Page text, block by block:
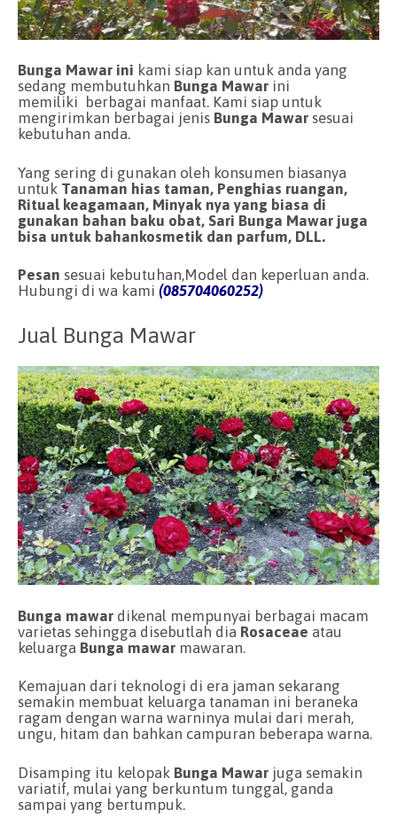
Bunga Mawar ini kami siap kan untuk anda yang
sedang membutuhkan Bunga Mawar ini
memiliki berbagai manfaat. Kami siap untuk
mengirimkan berbagai jenis Bunga Mawar sesuai
kebutuhan anda.
Yang sering di gunakan oleh konsumen biasanya
untuk Tanaman hias taman, Penghias ruangan,
Ritual keagamaan, Minyak nya yang biasa di
gunakan bahan baku obat, Sari Bunga Mawar juga
bisa untuk bahankosmetik dan parfum, DLL.
Pesan sesuai kebutuhan,Model dan keperluan anda.
Hubungi di wa kami (085704060252)
Jual Bunga Mawar
Bunga mawar dikenal mempunyai berbagai macam
varietas sehingga disebutlah dia Rosaceae atau
keluarga Bunga mawar mawaran.
Kemajuan dari teknologi di era jaman sekarang
semakin membuat keluarga tanaman ini beraneka
ragam dengan warna warninya mulai dari merah,
ungu, hitam dan bahkan campuran beberapa warna.
Disamping itu kelopak Bunga Mawar juga semakin
variatif, mulai yang berkuntum tunggal, ganda
sampai yang bertumpuk.